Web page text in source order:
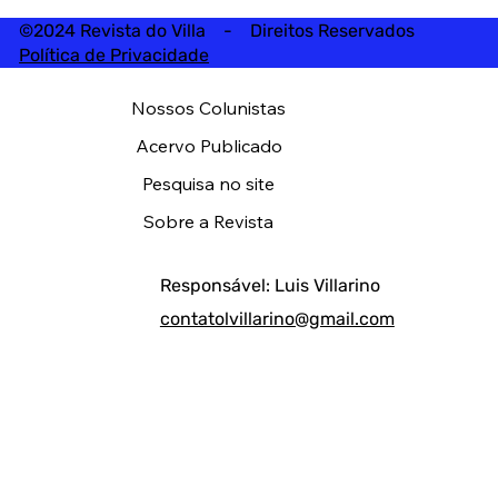
©2024 Revista do Villa - Direitos Reservados
Política de Privacidade
Responsável: Luis Villarino
contatolvillarino@gmail.com
Nossos Colunistas
Acervo Publicado
Pesquisa no site
Sobre a Revista